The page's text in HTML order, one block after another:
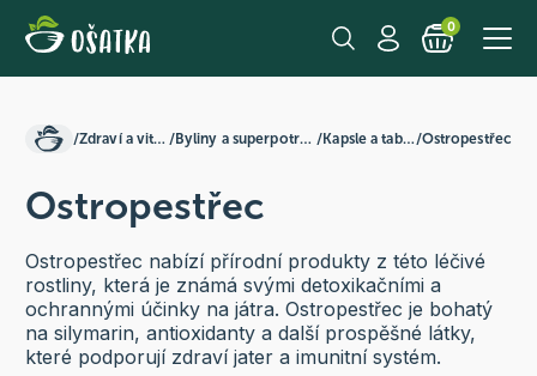
0
/ Zdraví a vitalita / Byliny a superpotraviny / Kapsle a tablety /Ostropestřec
Ostropestřec
Ostropestřec nabízí přírodní produkty z této léčivé
rostliny, která je známá svými detoxikačními a
ochrannými účinky na játra. Ostropestřec je bohatý
na silymarin, antioxidanty a další prospěšné látky,
které podporují zdraví jater a imunitní systém.